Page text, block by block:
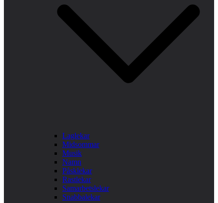
Laglekar
Midsommar
Musik
Namn
Påsklekar
Rastlekar
Samarbetslekar
Snabbalekar